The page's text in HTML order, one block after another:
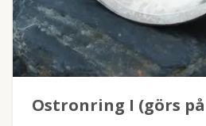
Ostronring I (görs